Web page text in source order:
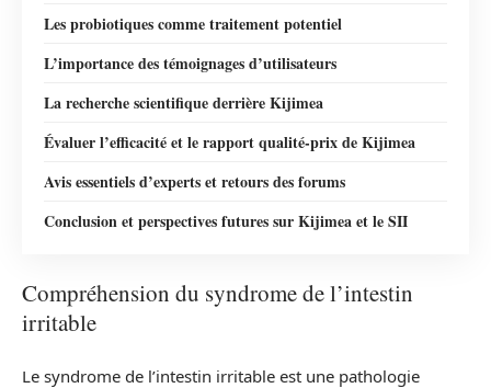
Les probiotiques comme traitement potentiel
L’importance des témoignages d’utilisateurs
La recherche scientifique derrière Kijimea
Évaluer l’efficacité et le rapport qualité-prix de Kijimea
Avis essentiels d’experts et retours des forums
Conclusion et perspectives futures sur Kijimea et le SII
Compréhension du syndrome de l’intestin
irritable
Le syndrome de l’intestin irritable est une pathologie